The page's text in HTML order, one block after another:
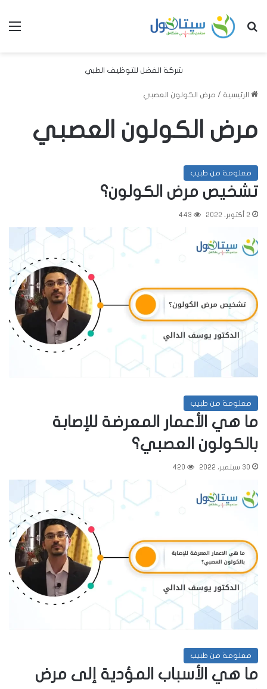
بحث عن
شركة الفضل للتوظيف الطبي
الرئيسية / مرض الكولون العصبي
مرض الكولون العصبي
معلومة من طبيب
تشخيص مرض الكولون؟
2 أكتوبر، 2022 443
معلومة من طبيب
ما هي الأعمار المعرضة للإصابة
بالكولون العصبي؟
30 سبتمبر، 2022 420
معلومة من طبيب
ما هي الأسباب المؤدية إلى مرض